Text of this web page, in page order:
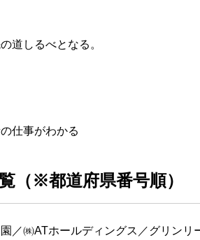
道しるべとなる。
仕事がわかる
（※都道府県番号順）
㈱ATホールディングス／グリンリ